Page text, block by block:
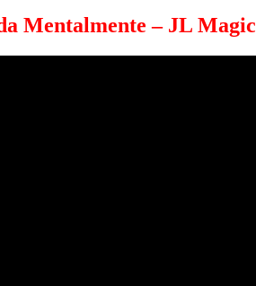
Mentalmente – JL Magic